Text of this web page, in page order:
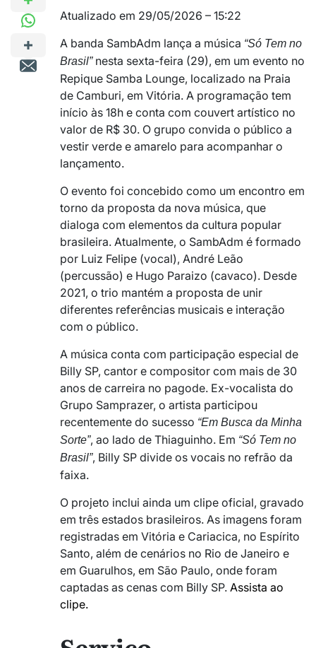
Atualizado em 29/05/2026 – 15:22
A banda SambAdm lança a música “Só Tem no
Brasil”nesta sexta-feira (29), em um evento no
Repique Samba Lounge, localizado na Praia
de Camburi, em Vitória. A programação tem
início às 18h e conta com couvert artístico no
valor de R$ 30. O grupo convida o público a
vestir verde e amarelo para acompanhar o
lançamento.
O evento foi concebido como um encontro em
torno da proposta da nova música, que
dialoga com elementos da cultura popular
brasileira. Atualmente, o SambAdm é formado
por Luiz Felipe (vocal), André Leão
(percussão) e Hugo Paraizo (cavaco). Desde
2021, o trio mantém a proposta de unir
diferentes referências musicais e interação
com o público.
A música conta com participação especial de
Billy SP, cantor e compositor com mais de 30
anos de carreira no pagode. Ex-vocalista do
Grupo Samprazer, o artista participou
recentemente do sucesso “Em Busca da Minha
Sorte”, ao lado de Thiaguinho. Em “Só Tem no
Brasil”, Billy SP divide os vocais no refrão da
faixa.
O projeto inclui ainda um clipe oficial, gravado
em três estados brasileiros. As imagens foram
registradas em Vitória e Cariacica, no Espírito
Santo, além de cenários no Rio de Janeiro e
em Guarulhos, em São Paulo, onde foram
captadas as cenas com Billy SP. Assista ao
clipe.